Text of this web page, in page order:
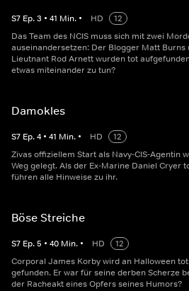
S7 Ep.3 • 41 Min. • HD
12
Das Team des NCIS muss sich mit zwei
auseinandersetzen: Der Blogger Matt Burns
Lieutnant Rod Arnett wurden tot
etwas miteinander zu tun?
Damokles
S7 Ep.4 • 41 Min. • HD
12
Zivas offiziellem Start als Navy-CIS-Agentin
Weg gelegt. Als der Ex-Marine Daniel Cryer
führen alle Hinweise zu ihr.
Böse Streiche
S7 Ep.5 • 40 Min. • HD
12
Corporal James Korby wird an Halloween
gefunden. Er war für seine derben Scherze
der Racheakt eines Opfers seines Humors?